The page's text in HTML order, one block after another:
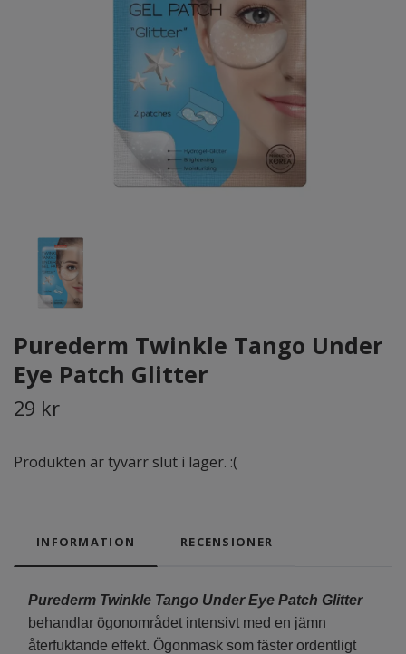
Purederm Twinkle Tango Under
Eye Patch Glitter
29 kr
Produkten är tyvärr slut i lager. :(
INFORMATION RECENSIONER
Purederm Twinkle Tango Under Eye Patch Glitter
behandlar ögonområdet intensivt med en jämn
återfuktande effekt. Ögonmask som fäster ordentligt